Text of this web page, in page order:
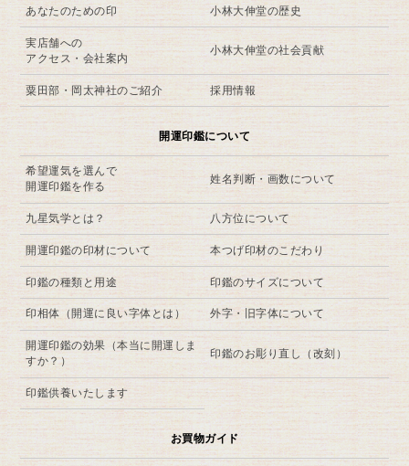
あなたのための印 小林大伸堂の歴史
実店舗への
アクセス・会社案内
小林大伸堂の社会貢献
粟田部・岡太神社のご紹介 採用情報
開運印鑑について
希望運気を選んで
開運印鑑を作る
姓名判断・画数について
九星気学とは？ 八方位について
開運印鑑の印材について 本つげ印材のこだわり
印鑑の種類と用途 印鑑のサイズについて
印相体（開運に良い字体とは） 外字・旧字体について
開運印鑑の効果（本当に開運しま
すか？）
印鑑のお彫り直し（改刻）
印鑑供養いたします
お買物ガイド